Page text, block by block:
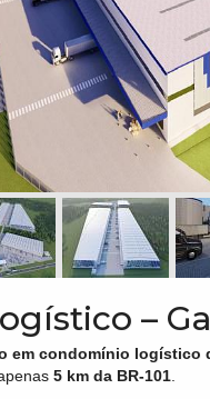
–
em condomínio logístico
5 km da BR-101